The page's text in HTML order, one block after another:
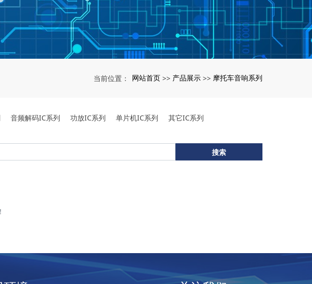
当前位置： 网站首页 >> 产品展示 >> 摩托车音响系列
音频解码IC系列 功放IC系列 单片机IC系列 其它IC系列
搜索